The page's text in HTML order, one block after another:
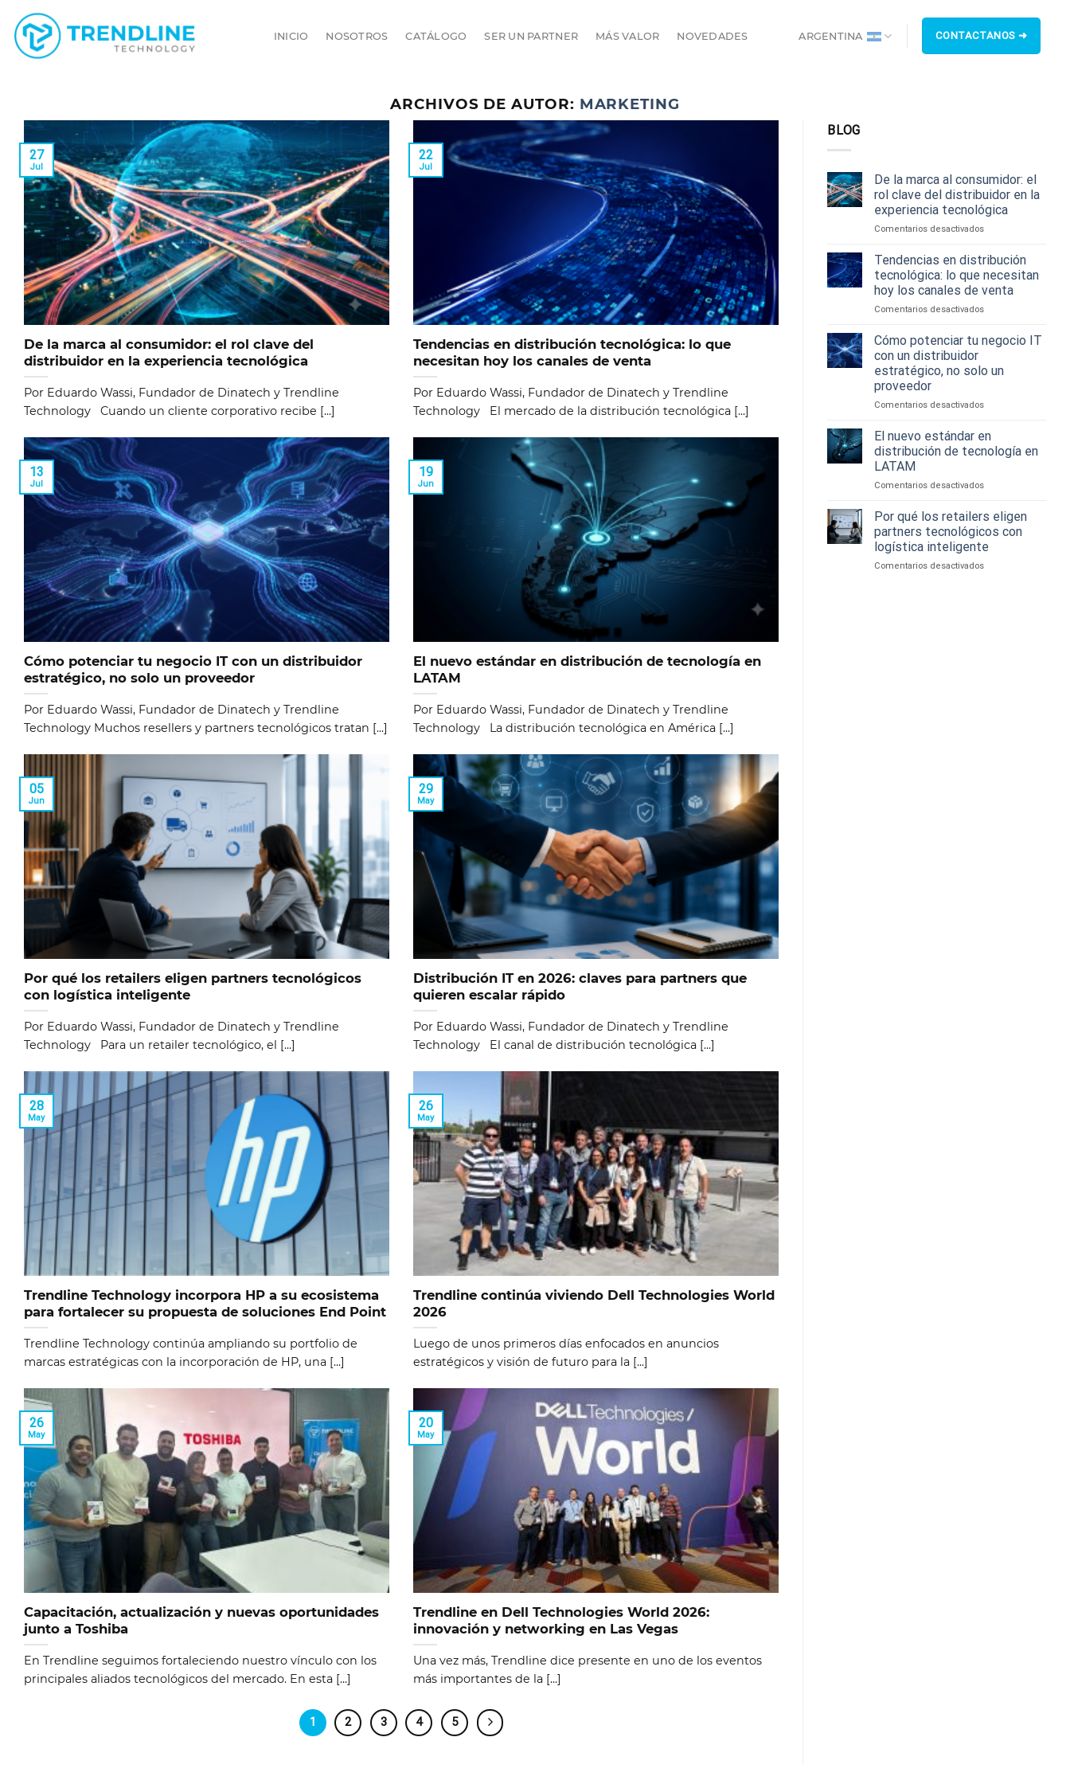
contenido
INICIO NOSOTROS CATÁLOGO SER UN PARTNER MÁS VALOR NOVEDADES ARGENTINA CONTACTANOS ➜
ARCHIVOS DE AUTOR: MARKETING
De la marca al consumidor: el rol clave del
distribuidor en la experiencia tecnológica
Por Eduardo Wassi, Fundador de Dinatech y Trendline
Technology Cuando un cliente corporativo recibe [...]
27
Jul
Tendencias en distribución tecnológica: lo que
necesitan hoy los canales de venta
Por Eduardo Wassi, Fundador de Dinatech y Trendline
Technology El mercado de la distribución tecnológica [...]
22
Jul
Cómo potenciar tu negocio IT con un distribuidor
estratégico, no solo un proveedor
Por Eduardo Wassi, Fundador de Dinatech y Trendline
Technology Muchos resellers y partners tecnológicos tratan [...]
13
Jul
El nuevo estándar en distribución de tecnología en
LATAM
Por Eduardo Wassi, Fundador de Dinatech y Trendline
Technology La distribución tecnológica en América [...]
19
Jun
Por qué los retailers eligen partners tecnológicos
con logística inteligente
Por Eduardo Wassi, Fundador de Dinatech y Trendline
Technology Para un retailer tecnológico, el [...]
05
Jun
Distribución IT en 2026: claves para partners que
quieren escalar rápido
Por Eduardo Wassi, Fundador de Dinatech y Trendline
Technology El canal de distribución tecnológica [...]
29
May
Trendline Technology incorpora HP a su ecosistema
para fortalecer su propuesta de soluciones End Point
Trendline Technology continúa ampliando su portfolio de
marcas estratégicas con la incorporación de HP, una [...]
28
May
Trendline continúa viviendo Dell Technologies World
2026
Luego de unos primeros días enfocados en anuncios
estratégicos y visión de futuro para la [...]
26
May
Capacitación, actualización y nuevas oportunidades
junto a Toshiba
En Trendline seguimos fortaleciendo nuestro vínculo con los
principales aliados tecnológicos del mercado. En esta [...]
26
May
Trendline en Dell Technologies World 2026:
innovación y networking en Las Vegas
Una vez más, Trendline dice presente en uno de los eventos
más importantes de la [...]
20
May
1 2 3 4 5
BLOG
De la marca al consumidor: el
rol clave del distribuidor en la
experiencia tecnológica
Comentarios desactivadosen
la
al
consumidor:
el
clave
del
en
experiencia
Tendencias en distribución
tecnológica: lo que necesitan
hoy los canales de venta
Comentarios desactivadosen
en
distribución
lo
necesitan
canales
de
Cómo potenciar tu negocio IT
con un distribuidor
estratégico, no solo un
proveedor
Comentarios desactivadosen
potenciar
negocio
con
distribuidor
estratégico,
no
solo
un
El nuevo estándar en
distribución de tecnología en
LATAM
Comentarios desactivadosen
nuevo
estándar
en
distribución
de
Por qué los retailers eligen
partners tecnológicos con
logística inteligente
Comentarios desactivadosen